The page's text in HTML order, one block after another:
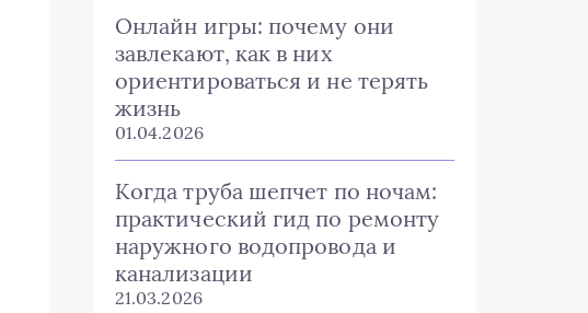
Онлайн игры: почему они
завлекают, как в них
ориентироваться и не терять
жизнь
01.04.2026
Когда труба шепчет по ночам:
практический гид по ремонту
наружного водопровода и
канализации
21.03.2026